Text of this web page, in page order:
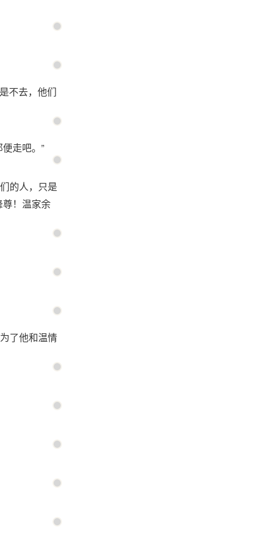
不去，他们
走吧。”
的人，只是
！温家余
了他和温情